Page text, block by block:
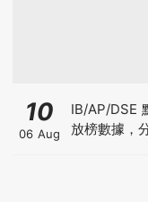
10
06 Aug
IB/AP/DSE
放榜數據，